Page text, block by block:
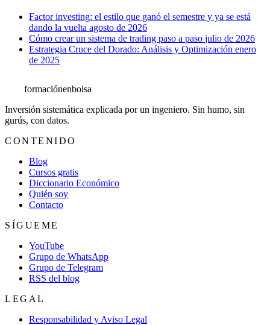
Factor investing: el estilo que ganó el semestre y ya se está
dando la vuelta agosto de 2026
Cómo crear un sistema de trading paso a paso julio de 2026
Estrategia Cruce del Dorado: Análisis y Optimización enero
de 2025
formaciónenbolsa
Inversión sistemática explicada por un ingeniero. Sin humo, sin
gurús, con datos.
CONTENIDO
Blog
Cursos gratis
Diccionario Económico
Quién soy
Contacto
SÍGUEME
YouTube
Grupo de WhatsApp
Grupo de Telegram
RSS del blog
LEGAL
Responsabilidad y Aviso Legal